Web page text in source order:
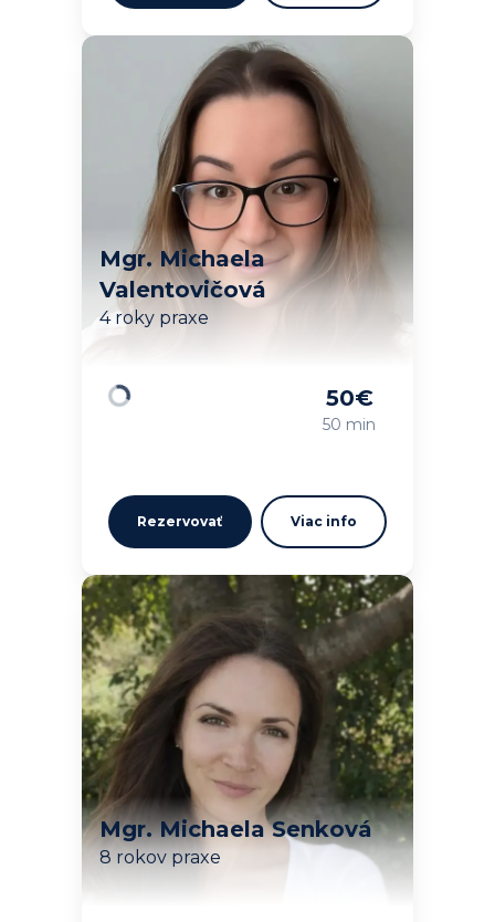
Mgr. Michaela
Valentovičová
4 roky praxe
50€
50 min
Rezervovať Viac info
Mgr. Michaela Senková
8 rokov praxe